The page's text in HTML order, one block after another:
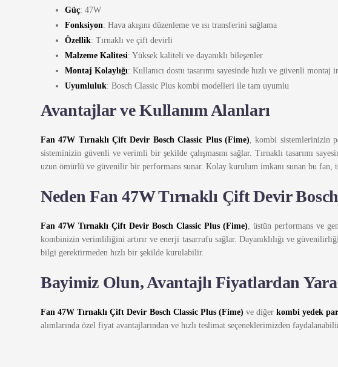
Güç: 47W
Fonksiyon: Hava akışını düzenleme ve ısı transferini sağlama
Özellik: Tırnaklı ve çift devirli
Malzeme Kalitesi: Yüksek kaliteli ve dayanıklı bileşenler
Montaj Kolaylığı: Kullanıcı dostu tasarımı sayesinde hızlı ve güvenli montaj
Uyumluluk: Bosch Classic Plus kombi modelleri ile tam uyumlu
Avantajlar ve Kullanım Alanları
Fan 47W Tırnaklı Çift Devir Bosch Classic Plus (Fime), kombi sistemlerinizin
sisteminizin güvenli ve verimli bir şekilde çalışmasını sağlar. Tırnaklı tasarımı
uzun ömürlü ve güvenilir bir performans sunar. Kolay kurulum imkanı sunan bu
Neden Fan 47W Tırnaklı Çift Devir
Fan 47W Tırnaklı Çift Devir Bosch Classic Plus (Fime), üstün performans ve
kombinizin verimliliğini artırır ve enerji tasarrufu sağlar. Dayanıklılığı ve
bilgi gerektirmeden hızlı bir şekilde kurulabilir.
Bayimiz Olun, Avantajlı Fiyatlardan
Fan 47W Tırnaklı Çift Devir Bosch Classic Plus (Fime) ve diğerkombi yedek
alımlarında özel fiyat avantajlarından ve hızlı teslimat seçeneklerimizden